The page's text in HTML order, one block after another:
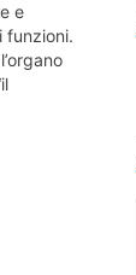
e
funzioni.